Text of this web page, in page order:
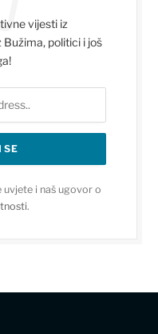
vijesti iz
politici i još
uvjete i naš ugovor o
.